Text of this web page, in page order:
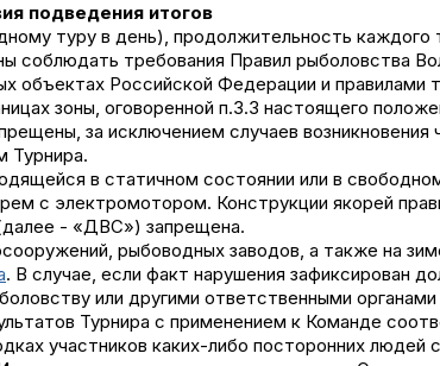
подведения итогов
туру в день), продолжительность
соблюдать требования Правил рыболовства
объектах Российской Федерации и правилами
зоны, оговоренной п.3.3 настоящего
за исключением случаев
Турнира.
в статичном состоянии или в
с электромотором. Конструкции якорей
- «ДВС») запрещена.
рыбоводных заводов, а также на
. В случае, если факт нарушения зафиксирован
или другими ответственными
Турнира с применением к Команде
участников каких-либо посторонних